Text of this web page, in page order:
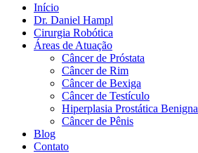
Início
Dr. Daniel Hampl
Cirurgia Robótica
Áreas de Atuação
Câncer de Próstata
Câncer de Rim
Câncer de Bexiga
Câncer de Testículo
Hiperplasia Prostática Benigna
Câncer de Pênis
Blog
Contato